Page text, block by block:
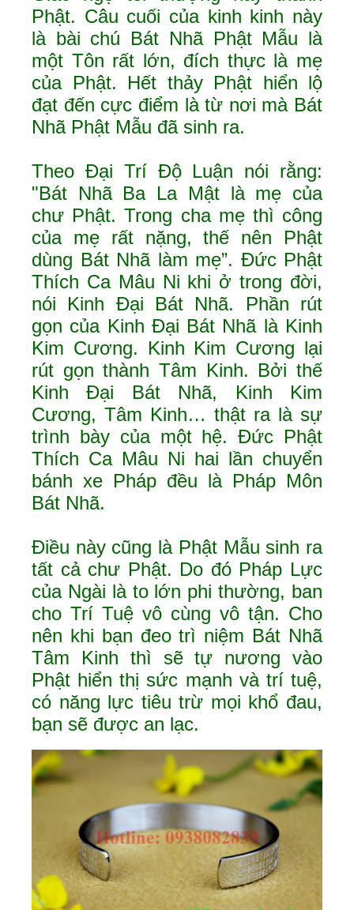
Phật. Câu cuối của kinh kinh này
là bài chú Bát Nhã Phật Mẫu là
một Tôn rất lớn, đích thực là mẹ
của Phật. Hết thảy Phật hiển lộ
đạt đến cực điểm là từ nơi mà Bát
Nhã Phật Mẫu đã sinh ra.
Theo Đại Trí Độ Luận nói rằng:
"Bát Nhã Ba La Mật là mẹ của
chư Phật. Trong cha mẹ thì công
của mẹ rất nặng, thế nên Phật
dùng Bát Nhã làm mẹ”. Đức Phật
Thích Ca Mâu Ni khi ở trong đời,
nói Kinh Đại Bát Nhã. Phần rút
gọn của Kinh Đại Bát Nhã là Kinh
Kim Cương. Kinh Kim Cương lại
rút gọn thành Tâm Kinh. Bởi thế
Kinh Đại Bát Nhã, Kinh Kim
Cương, Tâm Kinh… thật ra là sự
trình bày của một hệ. Đức Phật
Thích Ca Mâu Ni hai lần chuyển
bánh xe Pháp đều là Pháp Môn
Bát Nhã.
Điều này cũng là Phật Mẫu sinh ra
tất cả chư Phật. Do đó Pháp Lực
của Ngài là to lớn phi thường, ban
cho Trí Tuệ vô cùng vô tận. Cho
nên khi bạn đeo trì niệm Bát Nhã
Tâm Kinh thì sẽ tự nương vào
Phật hiển thị sức mạnh và trí tuệ,
có năng lực tiêu trừ mọi khổ đau,
bạn sẽ được an lạc.